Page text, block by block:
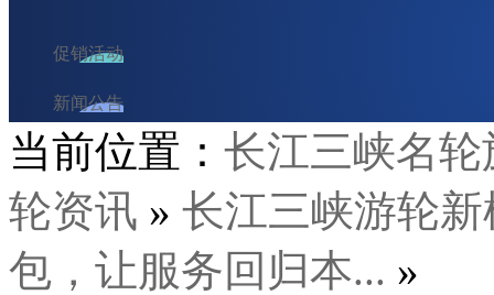
促销活动
新闻公告
游轮资讯
周边新闻
行业新闻
当前位置： 长江三峡名
轮资讯 » 长江三峡游轮新
包，让服务回归本... »